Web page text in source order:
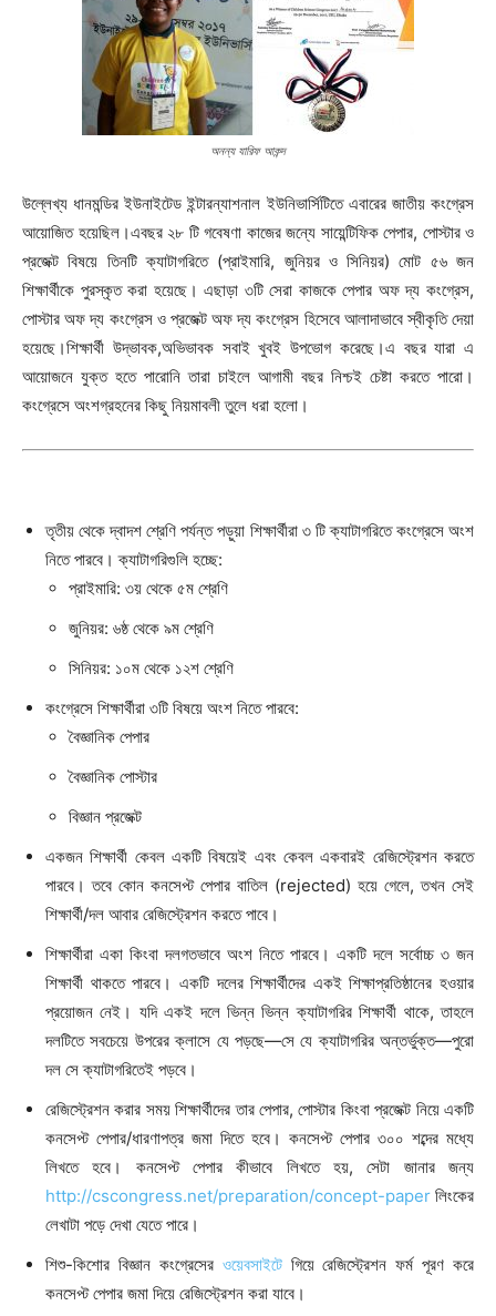
অনন্য যারিফ আকন্দ
উল্লেখ্য ধানমন্ডির ইউনাইটেড ইন্টারন্যাশনাল ইউনিভার্সিটিতে এবারের জাতীয় কংগ্রেস
আয়োজিত হয়েছিল।এবছর ২৮ টি গবেষণা কাজের জন্যে সায়েন্টিফিক পেপার, পোস্টার ও
প্রজেক্ট বিষয়ে তিনটি ক্যাটাগরিতে (প্রাইমারি, জুনিয়র ও সিনিয়র) মোট ৫৬ জন
শিক্ষার্থীকে পুরস্কৃত করা হয়েছে। এছাড়া ৩টি সেরা কাজকে পেপার অফ দ্য কংগ্রেস,
পোস্টার অফ দ্য কংগ্রেস ও প্রজেক্ট অফ দ্য কংগ্রেস হিসেবে আলাদাভাবে স্বীকৃতি দেয়া
হয়েছে।শিক্ষার্থী উদ্ভাবক,অভিভাবক সবাই খুবই উপভোগ করেছে।এ বছর যারা এ
আয়োজনে যুক্ত হতে পারোনি তারা চাইলে আগামী বছর নিশ্চই চেষ্টা করতে পারো।
কংগ্রেসে অংশগ্রহনের কিছু নিয়মাবলী তুলে ধরা হলো।
তৃতীয় থেকে দ্বাদশ শ্রেণি পর্যন্ত পড়ুয়া শিক্ষার্থীরা ৩ টি ক্যাটাগরিতে কংগ্রেসে অংশ
নিতে পারবে। ক্যাটাগরিগুলি হচ্ছে:
প্রাইমারি: ৩য় থেকে ৫ম শ্রেণি
জুনিয়র: ৬ষ্ঠ থেকে ৯ম শ্রেণি
সিনিয়র: ১০ম থেকে ১২শ শ্রেণি
কংগ্রেসে শিক্ষার্থীরা ৩টি বিষয়ে অংশ নিতে পারবে:
বৈজ্ঞানিক পেপার
বৈজ্ঞানিক পোস্টার
বিজ্ঞান প্রজেক্ট
একজন শিক্ষার্থী কেবল একটি বিষয়েই এবং কেবল একবারই রেজিস্ট্রেশন করতে
পারবে। তবে কোন কনসেপ্ট পেপার বাতিল (rejected) হয়ে গেলে, তখন সেই
শিক্ষার্থী/দল আবার রেজিস্ট্রেশন করতে পাবে।
শিক্ষার্থীরা একা কিংবা দলগতভাবে অংশ নিতে পারবে। একটি দলে সর্বোচ্চ ৩ জন
শিক্ষার্থী থাকতে পারবে। একটি দলের শিক্ষার্থীদের একই শিক্ষাপ্রতিষ্ঠানের হওয়ার
প্রয়োজন নেই। যদি একই দলে ভিন্ন ভিন্ন ক্যাটাগরির শিক্ষার্থী থাকে, তাহলে
দলটিতে সবচেয়ে উপরের ক্লাসে যে পড়ছে—সে যে ক্যাটাগরির অন্তর্ভুক্ত—পুরো
দল সে ক্যাটাগরিতেই পড়বে।
রেজিস্ট্রেশন করার সময় শিক্ষার্থীদের তার পেপার, পোস্টার কিংবা প্রজেক্ট নিয়ে একটি
কনসেপ্ট পেপার/ধারণাপত্র জমা দিতে হবে। কনসেপ্ট পেপার ৩০০ শব্দের মধ্যে
লিখতে হবে। কনসেপ্ট পেপার কীভাবে লিখতে হয়, সেটা জানার জন্য
http://cscongress.net/preparation/concept-paper লিংকের
লেখাটা পড়ে দেখা যেতে পারে।
শিশু-কিশোর বিজ্ঞান কংগ্রেসের ওয়েবসাইটেগিয়ে রেজিস্ট্রেশন ফর্ম পূরণ করে
কনসেপ্ট পেপার জমা দিয়ে রেজিস্ট্রেশন করা যাবে।